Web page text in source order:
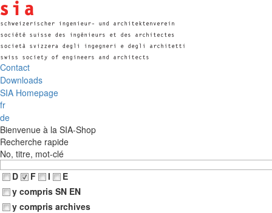
Contact
Downloads
SIA Homepage
fr
de
Bienvenue à la SIA-Shop
Recherche rapide
No, titre, mot-clé
D
F I
E
y compris SN EN
y compris archives